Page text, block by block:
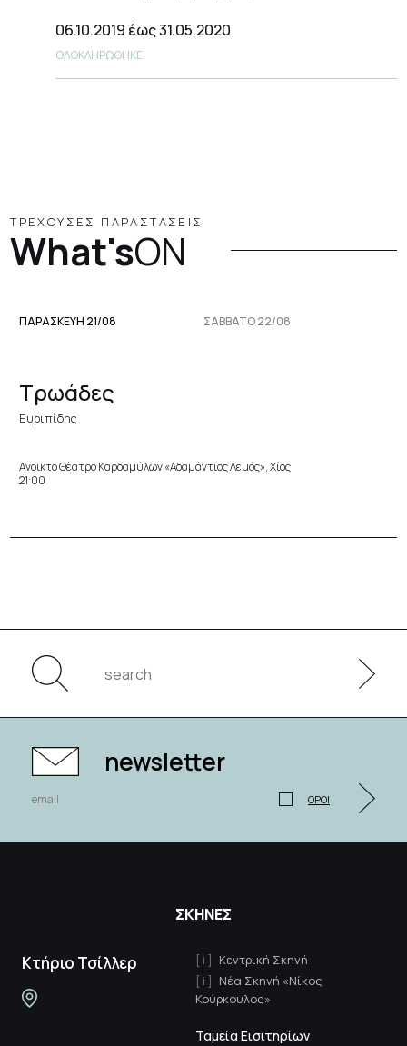
06.10.2019 έως 31.05.2020
ΟΛΟΚΛΗΡΩΘΗΚΕ
ΤΡΕΧΟΥΣΕΣ ΠΑΡΑΣΤΑΣΕΙΣ
What'sON
ΠΑΡΑΣΚΕΥΉ 21/08 ΣΆΒΒΑΤΟ 22/08
Τρωάδες
Ευριπίδης
Ανοικτό Θέατρο Καρδαμύλων «Αδαμάντιος Λεμός», Χίος
21:00
newsletter
ΟΡΟΙ
ΣΚΗΝΕΣ
Κτήριο Τσίλλερ
Κεντρική Σκηνή
Νέα Σκηνή «Νίκος
Κούρκουλος»
Ταμεία Εισιτηρίων